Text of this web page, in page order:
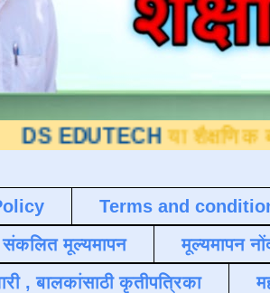
या शैक्षणिक ब्लॉगवर आपले
Terms and
मूल्यमापन
मूल्यमापन
, बालकांसाठी कृतीपत्रिका